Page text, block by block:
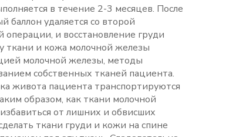
в течение 2-3 месяцев. После
удаляется со второй
и восстановление груди
ткани и кожа молочной железы
молочной железы, методы
собственных тканей пациента.
живота пациента транспортируются
образом, как ткани молочной
от лишних и обвисших
ткани груди и кожи на спине